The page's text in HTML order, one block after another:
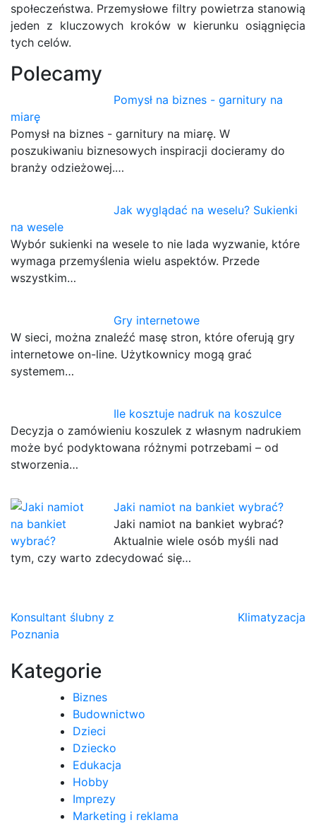
społeczeństwa. Przemysłowe filtry powietrza stanowią
jeden z kluczowych kroków w kierunku osiągnięcia
tych celów.
Polecamy
Pomysł na biznes - garnitury na
miarę
Pomysł na biznes - garnitury na miarę. W
poszukiwaniu biznesowych inspiracji docieramy do
branży odzieżowej.…
Jak wyglądać na weselu? Sukienki
na wesele
Wybór sukienki na wesele to nie lada wyzwanie, które
wymaga przemyślenia wielu aspektów. Przede
wszystkim…
Gry internetowe
W sieci, można znaleźć masę stron, które oferują gry
internetowe on-line. Użytkownicy mogą grać
systemem…
Ile kosztuje nadruk na koszulce
Decyzja o zamówieniu koszulek z własnym nadrukiem
może być podyktowana różnymi potrzebami – od
stworzenia…
Jaki namiot na bankiet wybrać?
Jaki namiot na bankiet wybrać?
Aktualnie wiele osób myśli nad
tym, czy warto zdecydować się…
Nawigacja
wpisu
Konsultant ślubny z
Poznania
Klimatyzacja
Kategorie
Biznes
Budownictwo
Dzieci
Dziecko
Edukacja
Hobby
Imprezy
Marketing i reklama